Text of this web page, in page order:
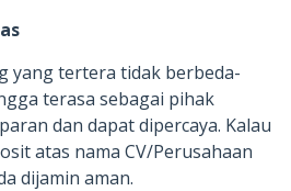
yang tertera tidak berbeda-
terasa sebagai pihak
dan dapat dipercaya. Kalau
atas nama CV/Perusahaan
dijamin aman.